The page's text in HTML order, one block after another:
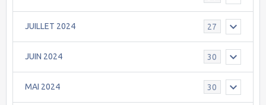
JUILLET 2024 27
JUIN 2024 30
MAI 2024 30